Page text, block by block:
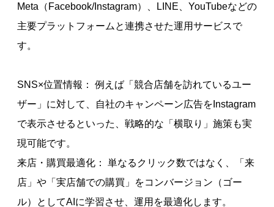
Meta（Facebook/Instagram）、LINE、YouTubeなどの
主要プラットフォームと連携させた運用サービスで
す。
SNS×位置情報： 例えば「競合店舗を訪れているユー
ザー」に対して、自社のキャンペーン広告をInstagram
で表示させるといった、戦略的な「横取り」施策も実
現可能です。
来店・購買最適化： 単なるクリック数ではなく、「来
店」や「実店舗での購買」をコンバージョン（ゴー
ル）としてAIに学習させ、運用を最適化します。